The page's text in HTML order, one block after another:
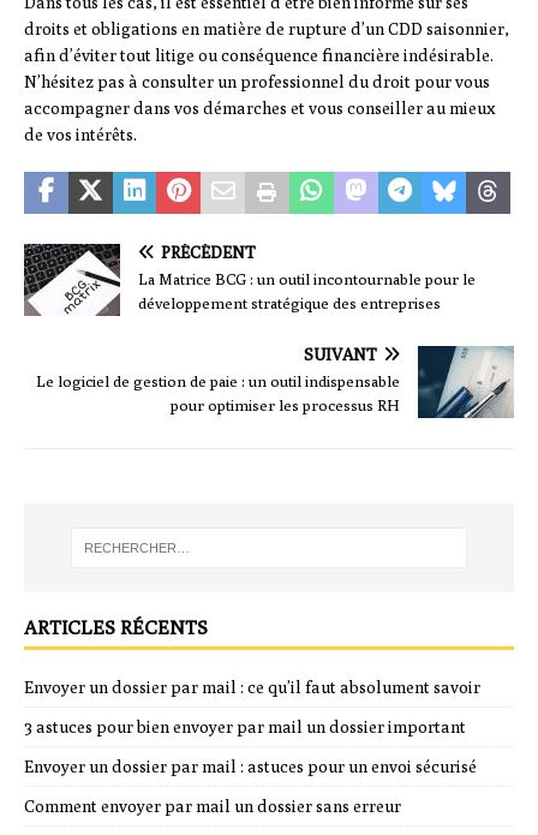
droits et obligations en matière de rupture d’un CDD saisonnier,
afin d’éviter tout litige ou conséquence financière indésirable.
N’hésitez pas à consulter un professionnel du droit pour vous
accompagner dans vos démarches et vous conseiller au mieux
de vos intérêts.
PRÉCÉDENT
La Matrice BCG : un outil incontournable pour le
développement stratégique des entreprises
SUIVANT
Le logiciel de gestion de paie : un outil indispensable
pour optimiser les processus RH
ARTICLES RÉCENTS
Envoyer un dossier par mail : ce qu’il faut absolument savoir
3 astuces pour bien envoyer par mail un dossier important
Envoyer un dossier par mail : astuces pour un envoi sécurisé
Comment envoyer par mail un dossier sans erreur